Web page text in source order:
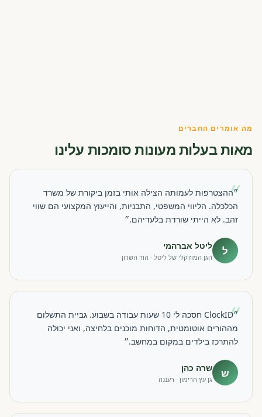
מה אומרים החברים
מאות בעלות מעונות סומכות עלינו
״
״ההצטרפות לעמותה הצילה אותי בזמן ביקורת של משרד
הכלכלה. הליווי המשפטי, התבניות, והייעוץ המקצועי הם שווי
זהב. לא הייתי שורדת בלעדיהם.״
ל ליטל אברהמי
הגן המוזיקלי של ליטל · הוד השרון
״
״ClockID חסכה לי 10 שעות עבודה בשבוע. גביית התשלום
מההורים אוטומטית, הדוחות מוכנים בלחיצה, ואני יכולה
להתרכז בילדים במקום במחשב.״
ש שרה כהן
גן עץ הרימון · רעננה